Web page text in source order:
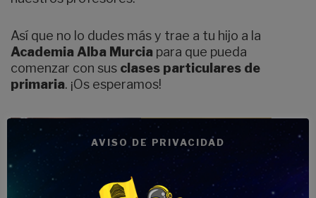
Así que no lo dudes más y trae a tu hijo a la
Academia Alba Murcia para que pueda
comenzar con sus clases particulares de
primaria. ¡Os esperamos!
AVISO DE PRIVACIDAD